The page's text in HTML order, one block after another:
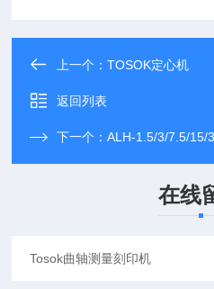
上一个：TOSOK定心机
返回列表
下一个：ALH-1.5/3/7.5/15/
在线